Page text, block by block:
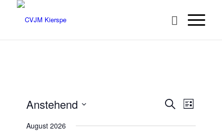
SucheListe
Anstehend
wählen.
August 2026